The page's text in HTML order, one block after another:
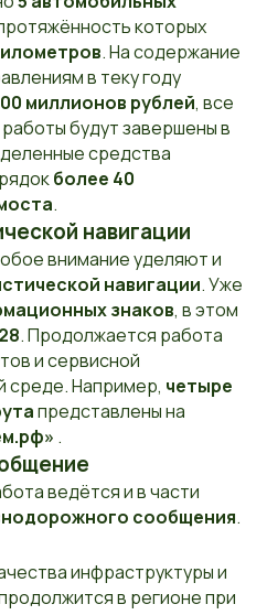
которых
. На содержание
в теку году
миллионов рублей, все
будут завершены в
средства
более 40
.
навигации
внимание уделяют и
навигации. Уже
знаков, в этом
. Продолжается работа
и сервисной
среде. Например, четыре
представлены на
.
ведётся и в части
сообщения.
инфраструктуры и
в регионе при